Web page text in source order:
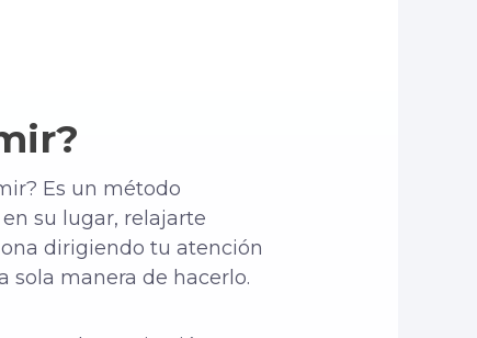
Es un método
su lugar, relajarte
dirigiendo tu atención
sola manera de hacerlo.